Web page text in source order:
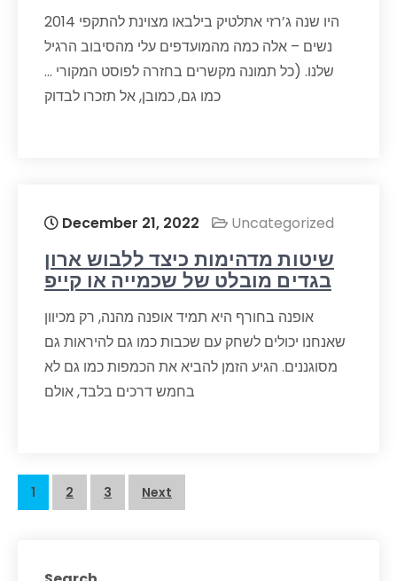
2014 היו שנה ג’רזי אתלטיק בילבאו מצוינת להתקפי
נשים – אלה כמה מהמועדפים עלי מהסיבוב הרגיל
שלנו. (כל תמונה מקשרים בחזרה לפוסט המקורי …
כמו גם, כמובן, אל תזכרו לבדוק
December 21, 2022 Uncategorized
שיטות מדהימות כיצד ללבוש ארון
בגדים מובלט של שכמייה או קייפ
אופנה בחורף היא תמיד אופנה מהנה, רק מכיוון
שאנחנו יכולים לשחק עם שכבות כמו גם להיראות גם
מסוגננים. הגיע הזמן להביא את הכמפות כמו גם לא
בחמש דרכים בלבד, אולם
Posts
1 2 3 Next